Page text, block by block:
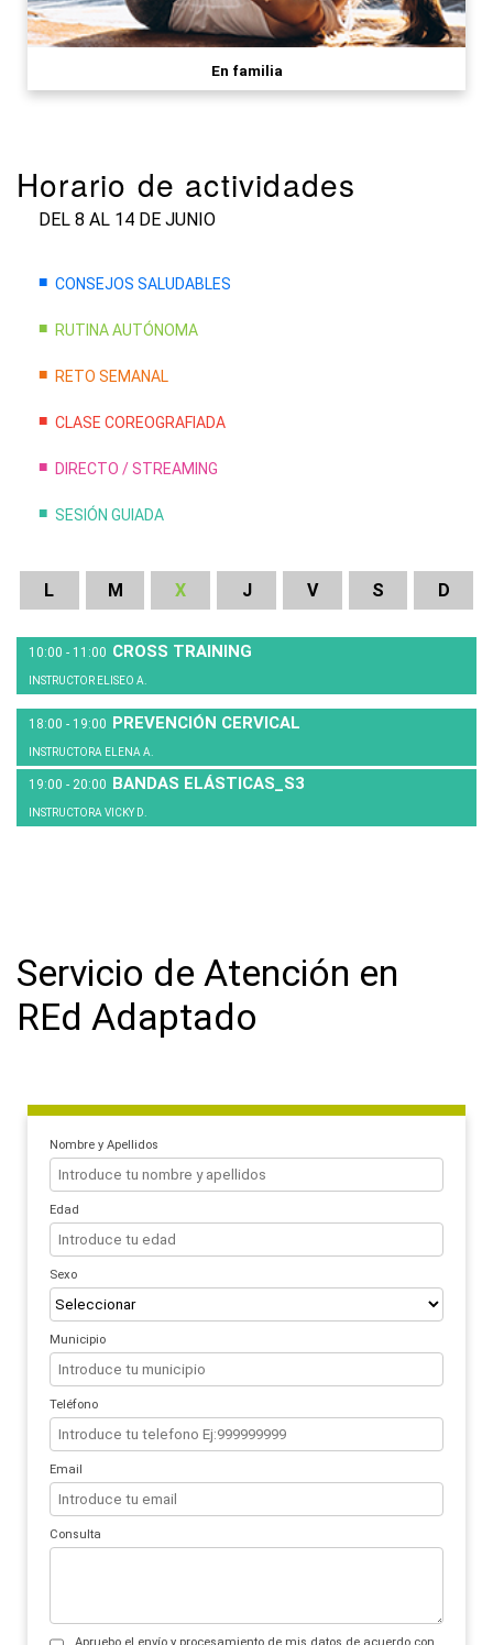
En familia
Horario de actividades
DEL 8 AL 14 DE JUNIO
CONSEJOS SALUDABLES
RUTINA AUTÓNOMA
RETO SEMANAL
CLASE COREOGRAFIADA
DIRECTO / STREAMING
SESIÓN GUIADA
CROSS TRAINING
INSTRUCTOR ELISEO A.
PREVENCIÓN CERVICAL
INSTRUCTORA ELENA A.
BANDAS ELÁSTICAS_S3
INSTRUCTORA VICKY D.
Servicio de Atención en
REd Adaptado
Nombre y Apellidos
Edad
Sexo
Municipio
Teléfono
Email
Consulta